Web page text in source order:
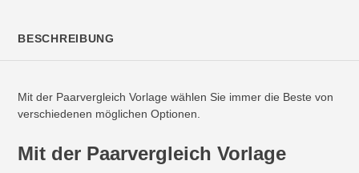
BESCHREIBUNG
Mit der Paarvergleich Vorlage wählen Sie immer die Beste von
verschiedenen möglichen Optionen.
Mit der Paarvergleich Vorlage